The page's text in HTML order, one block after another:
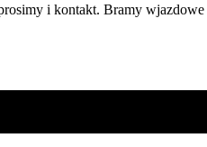
i kontakt. Bramy